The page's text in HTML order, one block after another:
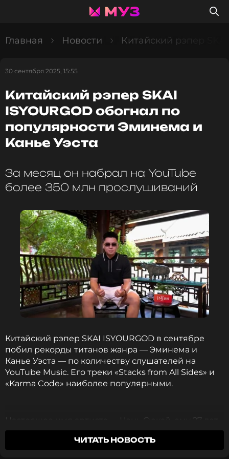
Главная Новости Китайский рэпер
30 сентября 2025, 15:55
Китайский рэпер SKAI
ISYOURGOD обогнал по
популярности Эминема и
Канье Уэста
За месяц он набрал на YouTube
более 350 млн прослушиваний
Китайский рэпер SKAI ISYOURGOD в сентябре
побил рекорды титанов жанра — Эминема и
Канье Уэста — по количеству слушателей на
YouTube Music. Его треки «Stacks from All Sides» и
«Karma Code» наиболее популярными.
Настоящее имя артиста — Чэнь Сюкай, ему 27 лет.
Его творчество сочетает мемфисский рэп и
кантонскую культуру. Секрет успеха — в
ЧИТАТЬ НОВОСТЬ